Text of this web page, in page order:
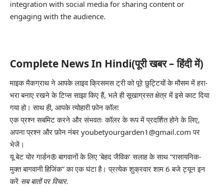
integration with social media for sharing content or
engaging with the audience.
Complete News In Hindi(पूरी खबर – हिंदी में)
माइक मैकग्राथ ने आपके लाइव क्रिसमस ट्री को पूरे छुट्टियों के मौसम में हरा-
भरा बनाए रखने के टिप्स साझा किए हैं, भले ही सूखाग्रस्त क्षेत्र में इसे काट दिया
गया हो। साथ ही, आपके त्योहारी फ़ोन कॉल!
एक प्रश्न सबमिट करने और संभवतः कॉलर के रूप में प्रदर्शित होने के लिए,
अपना प्रश्न और फ़ोन नंबर youbetyourgarden1@gmail.com पर
भेजें।
यू बेट योर गार्डन® बागवानों के लिए ‘बेहद जैविक’ सलाह के साथ “रासायनिक-
मुक्त बागवानी हिजिंक” का एक घंटा है। प्रत्येक शुक्रवार शाम 6 बजे ट्यून इन
करें सब बातों पर विचार.